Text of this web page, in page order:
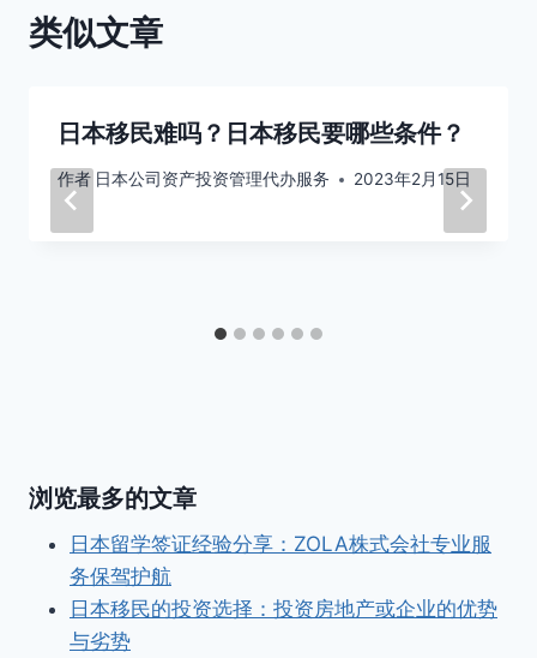
类似文章
日本移民难吗？日本移民要哪些条件？
作者 日本公司资产投资管理代办服务 2023年2月15日
浏览最多的文章
日本留学签证经验分享：ZOLA株式会社专业服
务保驾护航
日本移民的投资选择：投资房地产或企业的优势
与劣势